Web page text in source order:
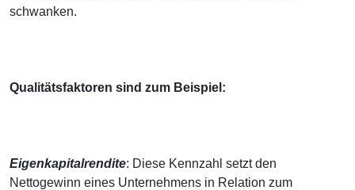
schwanken.
Qualitätsfaktoren sind zum Beispiel:
Eigenkapitalrendite: Diese Kennzahl setzt den
Nettogewinn eines Unternehmens in Relation zum